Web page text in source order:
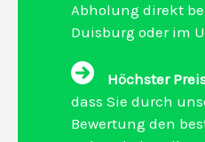
Abholung direkt
Duisburg oder im
Höchster
dass Sie durch
Bewertung den